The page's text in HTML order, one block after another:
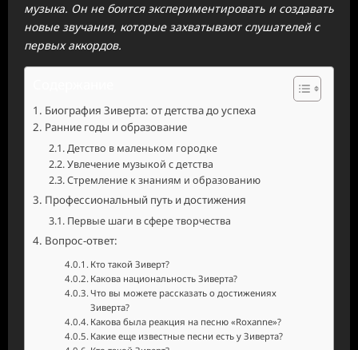
музыка. Он не боится экспериментировать и создавать
новые звучания, которые захватывают слушателей с
первых аккордов.
Биография Зиверта: от детства до успеха
Ранние годы и образование
Детство в маленьком городке
Увлечение музыкой с детства
Стремление к знаниям и образованию
Профессиональный путь и достижения
Первые шаги в сфере творчества
Вопрос-ответ:
Кто такой Зиверт?
Какова национальность Зиверта?
Что вы можете рассказать о достижениях
Зиверта?
Какова была реакция на песню «Roxanne»?
Какие еще известные песни есть у Зиверта?